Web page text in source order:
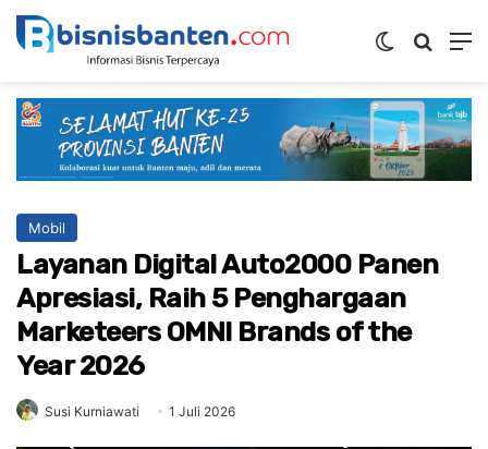
Switch skin
Mobil
Layanan Digital Auto2000 Panen
Apresiasi, Raih 5 Penghargaan
Marketeers OMNI Brands of the
Year 2026
Susi Kurniawati 1 Juli 2026